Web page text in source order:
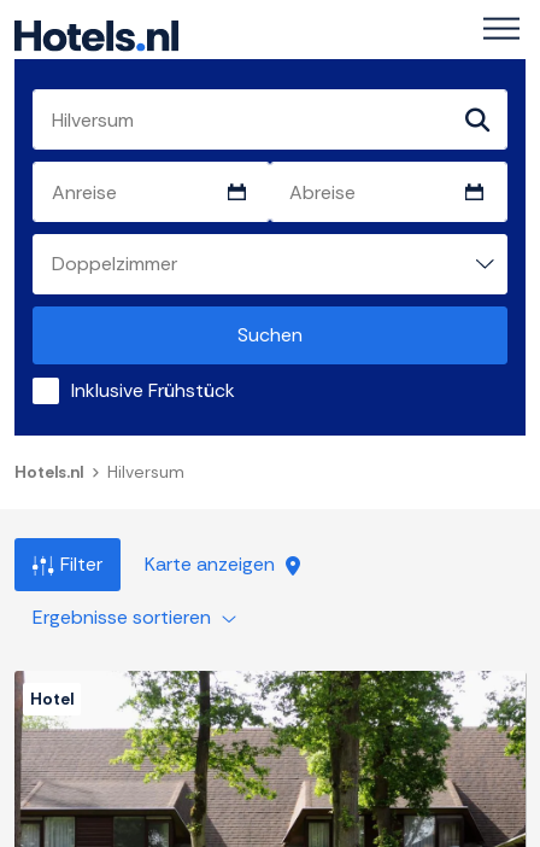
Suchen
Inklusive Frühstück
Hotels.nl Hilversum
Filter Karte anzeigen
Ergebnisse sortieren
Hotel